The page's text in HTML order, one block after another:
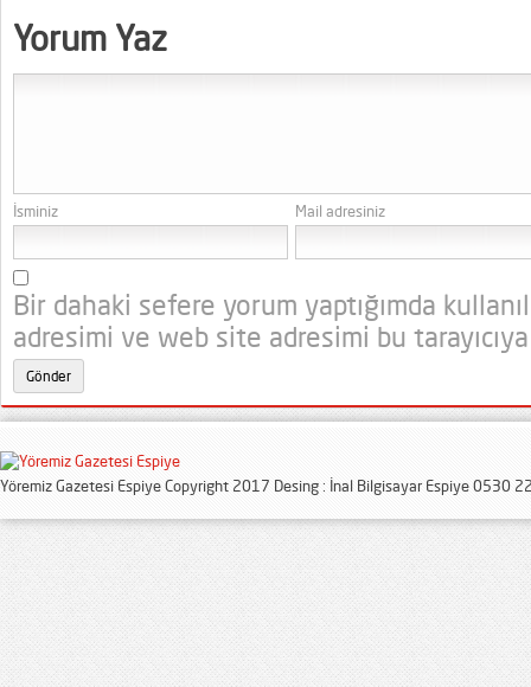
Yorum Yaz
İsminiz Mail adresiniz
Bir dahaki sefere yorum yaptığımda
adresimi ve web site adresimi bu
Yöremiz Gazetesi Espiye Copyright 2017 Desing : İnal Bilgisayar Espiye 0530